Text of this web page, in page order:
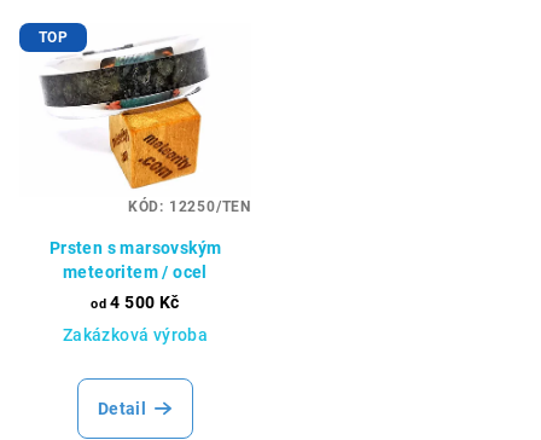
TOP
Prsten s marsovským
meteoritem / ocel
od 4 500 Kč
Zakázková výroba
Detail
KÓD: 12250/TEN